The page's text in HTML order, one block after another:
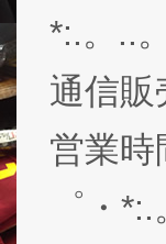
*:.。..
通信
営業
゜・